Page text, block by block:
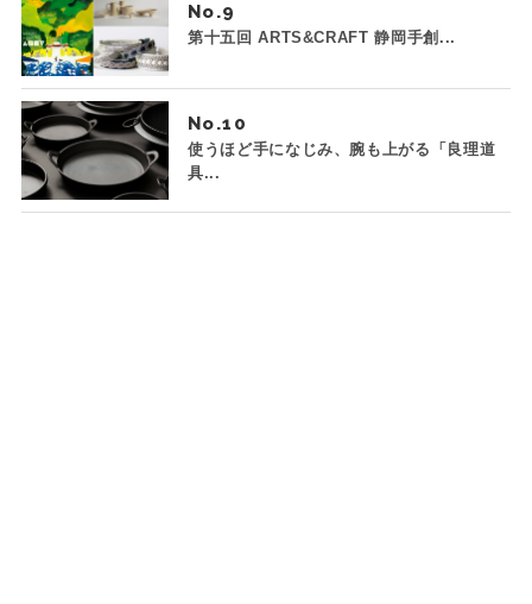
No.
第十五回 ARTS&CRAFT 静岡手創...
No.
使うほど手になじみ、腕も上がる「良理道
具...